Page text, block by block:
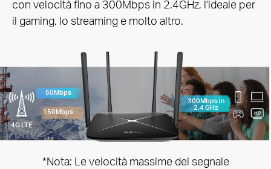
con velocità fino a 300Mbps in 2.4GHz, l'ideale per
il gaming, lo streaming e molto altro.
50Mbps
150Mbps
4G LTE
300Mbps in
2.4 GHz
*Nota: Le velocità massime del segnale